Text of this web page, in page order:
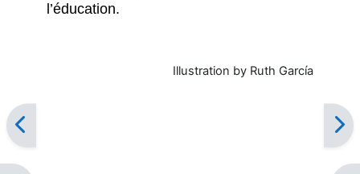
l’éducation.
Illustration by Ruth García